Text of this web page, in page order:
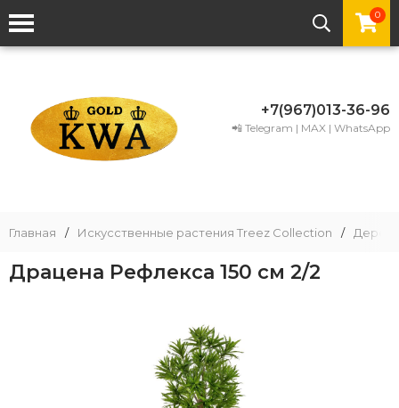
0
+7(967)013-36-96
📲 Telegram | MAX | WhatsApp
Главная / Искусственные растения Treez Collection /
Драцена Рефлекса 150 см 2/2